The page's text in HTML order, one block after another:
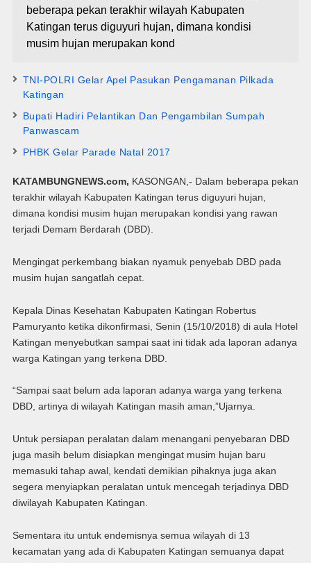
beberapa pekan terakhir wilayah Kabupaten
Katingan terus diguyuri hujan, dimana kondisi
musim hujan merupakan kond
TNI-POLRI Gelar Apel Pasukan Pengamanan Pilkada
Katingan
Bupati Hadiri Pelantikan Dan Pengambilan Sumpah
Panwascam
PHBK Gelar Parade Natal 2017
KATAMBUNGNEWS.com, KASONGAN,- Dalam beberapa pekan
terakhir wilayah Kabupaten Katingan terus diguyuri hujan,
dimana kondisi musim hujan merupakan kondisi yang rawan
terjadi Demam Berdarah (DBD).
Mengingat perkembang biakan nyamuk penyebab DBD pada
musim hujan sangatlah cepat.
Kepala Dinas Kesehatan Kabupaten Katingan Robertus
Pamuryanto ketika dikonfirmasi, Senin (15/10/2018) di aula Hotel
Katingan menyebutkan sampai saat ini tidak ada laporan adanya
warga Katingan yang terkena DBD.
“Sampai saat belum ada laporan adanya warga yang terkena
DBD, artinya di wilayah Katingan masih aman,”Ujarnya.
Untuk persiapan peralatan dalam menangani penyebaran DBD
juga masih belum disiapkan mengingat musim hujan baru
memasuki tahap awal, kendati demikian pihaknya juga akan
segera menyiapkan peralatan untuk mencegah terjadinya DBD
diwilayah Kabupaten Katingan.
Sementara itu untuk endemisnya semua wilayah di 13
kecamatan yang ada di Kabupaten Katingan semuanya dapat